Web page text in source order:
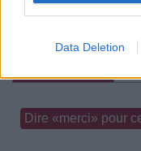
Data Deletion
Paroles + Traduction
Dire «merci» pour